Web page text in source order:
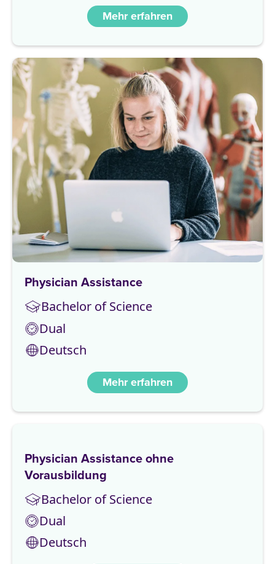
Mehr erfahren
Physician Assistance
Bachelor of Science
Dual
Deutsch
Mehr erfahren
Physician Assistance ohne
Vorausbildung
Bachelor of Science
Dual
Deutsch